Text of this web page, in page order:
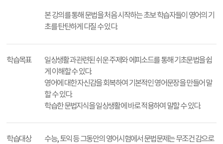
본 강의를 통해 문법을 처음 시작하는 초보 학습자들이 영어의 기
초를 탄탄하게 다질 수 있다.
학습목표
일상생활과 관련된 쉬운 주제와 에피소드를 통해 기초문법을 쉽
게 이해할 수 있다.
영어에 대한 자신감을 회복하여 기본적인 영어문장을 만들어 말
할 수 있다.
학습한 문법지식을 일상생활에 바로 적용하여 말할 수 있다.
학습대상
수능, 토익 등 그동안의 영어시험에서 문법문제는 무조건 감으로